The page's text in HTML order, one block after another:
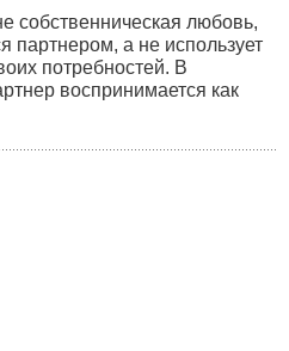
собственническая любовь,
партнером, а не использует
потребностей. В
воспринимается как